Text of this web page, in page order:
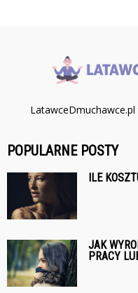
POPULARNE POSTY
ILE
JAK
PRACY